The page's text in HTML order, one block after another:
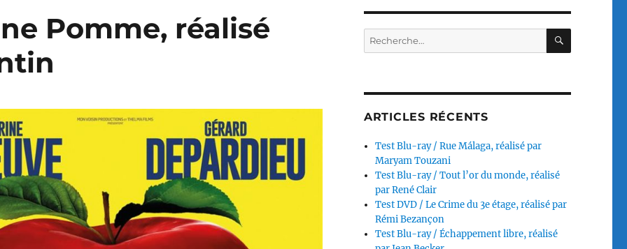
Pomme, réalisé
Recherche
pour :
ARTICLES RÉCENTS
Test Blu-ray / Rue Málaga, réalisé par
Maryam Touzani
Test Blu-ray / Tout l’or du monde, réalisé
par René Clair
Test DVD / Le Crime du 3e étage, réalisé par
Rémi Bezançon
Test Blu-ray / Échappement libre, réalisé